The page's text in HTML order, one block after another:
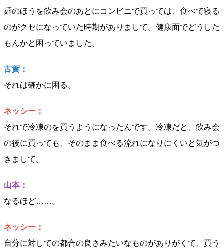
麺のほうを飲み会のあとにコンビニで買っては、食べて寝る
のがクセになっていた時期がありまして。健康面でどうした
もんかと困っていました。
古賀：
それは確かに困る。
ネッシー：
それで冷凍のを買うようになったんです。冷凍だと、飲み会
の後に買っても、そのまま食べる流れになりにくいと気がつ
きまして。
山本：
なるほど……。
ネッシー：
自分に対しての都合の良さみたいなものがありがくて、買う